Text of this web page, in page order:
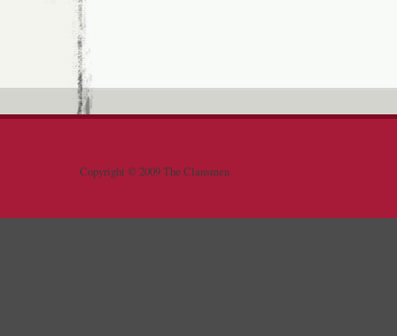
Copyright © 2009 The Clansmen